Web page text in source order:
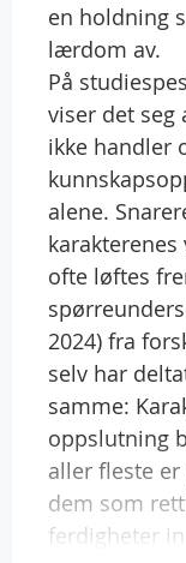
en holdning
lærdom av.
På
viser det
ikke handler
alene.
ofte løftes
2024) fra
selv har
samme:
oppslutning
aller fleste
dem som
ferdigheter